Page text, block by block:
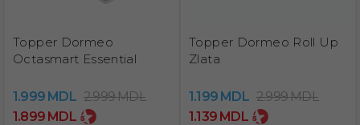
Topper Dormeo
Octasmart Essential
1.999 MDL 2.999MDL
1.899 MDL
Topper Dormeo Roll Up
Zlata
1.199 MDL 2.999MDL
1.139 MDL